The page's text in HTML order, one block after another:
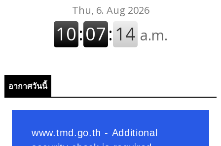
อากาศวันนี้